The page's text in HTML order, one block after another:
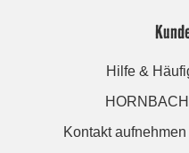
Hilfe &
Kontakt